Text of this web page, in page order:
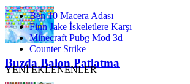
Buzda Balon Patlatma
Ben 10 Macera Adası
Finn Jake İskeletlere Karşı
Minecraft Pubg Mod 3d
Counter Strike
YENİ EKLENENLER